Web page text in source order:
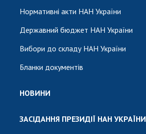
Нормативні акти НАН України
Державний бюджет НАН України
Вибори до складу НАН України
Бланки документів
НОВИНИ
ЗАСІДАННЯ ПРЕЗИДІЇ НАН УКРАЇНИ